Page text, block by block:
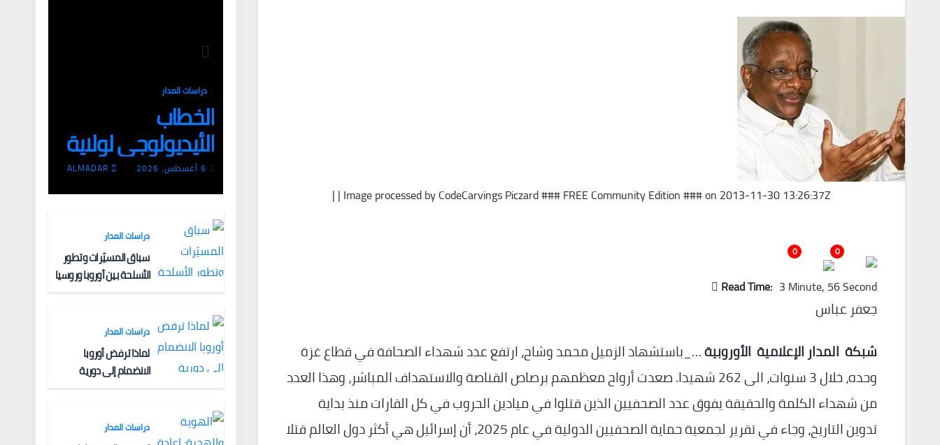
Image processed by CodeCarvings Piczard ### FREE Community Edition ### on 2013-11-30 13:26:37Z | |
0
0
Read Time: 3 Minute, 56 Second
جعفر عباس
شبكة المدار الإعلامية الأوروبية…_باستشهاد الزميل محمد وشاح، ارتفع عدد شهداء الصحافة في قطاع غزة
وحده، خلال 3 سنوات، الى 262 شهيدا. صعدت أرواح معظمهم برصاص القناصة والاستهداف المباشر، وهذا العدد
من شهداء الكلمة والحقيقة يفوق عدد الصحفيين الذين قتلوا في ميادين الحروب في كل القارات منذ بداية
تدوين التاريخ، وجاء في تقرير لجمعية حماية الصحفيين الدولية في عام 2025، أن إسرائيل هي أكثر دول العالم قتلا
دراسات المدار
الخطاب
الأيديولوجي لولاية
الفقيه ـ البنية
الفكرية وآليات
التعبئة
6 أغسطس، 2026 ALMADAR
دراسات المدار
سباق المسيّرات وتطور
الأسلحة بين أوروبا وروسيا
دراسات المدار
لماذا ترفض أوروبا
الانضمام إلى دورية
دراسات المدار